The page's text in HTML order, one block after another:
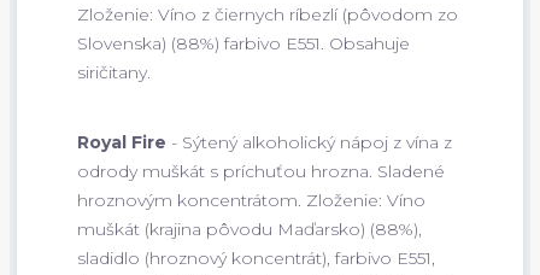
Zloženie: Víno z čiernych ríbezlí (pôvodom zo
Slovenska) (88%) farbivo E551. Obsahuje
siričitany.
Royal Fire - Sýtený alkoholický nápoj z vína z
odrody muškát s príchuťou hrozna. Sladené
hroznovým koncentrátom. Zloženie: Víno
muškát (krajina pôvodu Maďarsko) (88%),
sladidlo (hroznový koncentrát), farbivo E551,